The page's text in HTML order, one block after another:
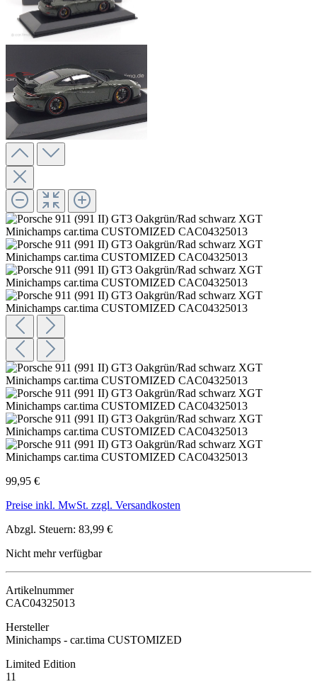
99,95 €
Preise inkl. MwSt. zzgl. Versandkosten
Abzgl. Steuern: 83,99 €
Nicht mehr verfügbar
Artikelnummer
CAC04325013
Hersteller
Minichamps - car.tima CUSTOMIZED
Limited Edition
11